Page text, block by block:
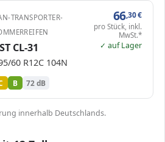
TRANSPORTER-
CL-31
60 R12C 104N
B 72 dB
66,30€
pro Stück, inkl.
MwSt.*
✓ auf Lager
innerhalb Deutschlands.